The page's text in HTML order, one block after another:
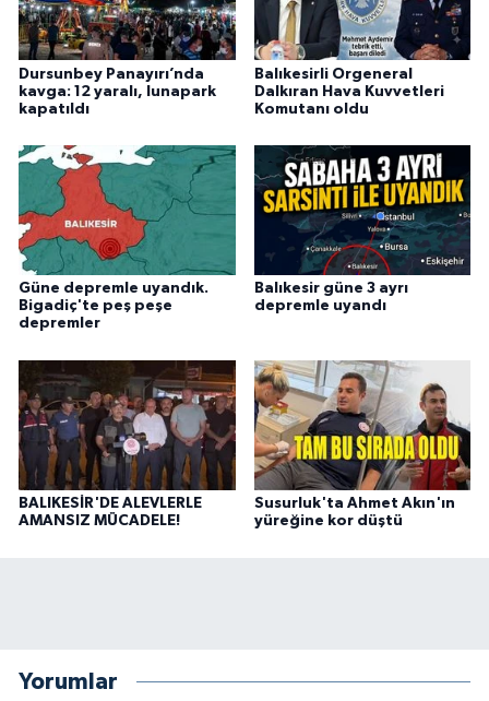
Dursunbey Panayırı’nda
kavga: 12 yaralı, lunapark
kapatıldı
Balıkesirli Orgeneral
Dalkıran Hava Kuvvetleri
Komutanı oldu
Güne depremle uyandık.
Bigadiç'te peş peşe
depremler
Balıkesir güne 3 ayrı
depremle uyandı
BALIKESİR'DE ALEVLERLE
AMANSIZ MÜCADELE!
Susurluk'ta Ahmet Akın'ın
yüreğine kor düştü
Yorumlar